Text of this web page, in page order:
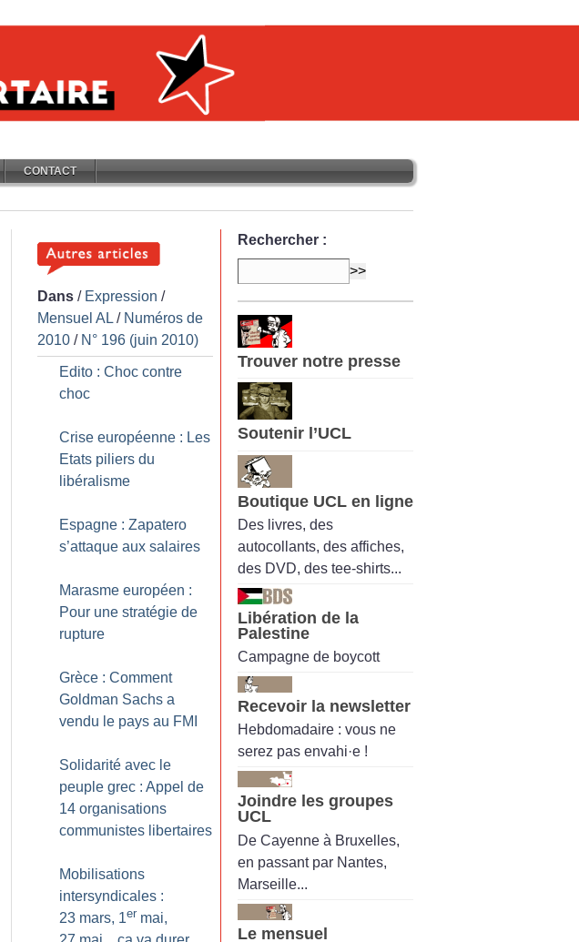
CONTACT
Dans / Expression /
Mensuel AL / Numéros de
2010 / N° 196 (juin 2010)
Edito : Choc contre
choc
Crise européenne : Les
Etats piliers du
libéralisme
Espagne : Zapatero
s’attaque aux salaires
Marasme européen :
Pour une stratégie de
rupture
Grèce : Comment
Goldman Sachs a
vendu le pays au FMI
Solidarité avec le
peuple grec : Appel de
14 organisations
communistes libertaires
Mobilisations
intersyndicales :
23 mars, 1er mai,
Rechercher :
Trouver notre presse
Soutenir l’UCL
Boutique UCL en ligne
Des livres, des
autocollants, des affiches,
des DVD, des tee-shirts...
Libération de la
Palestine
Campagne de boycott
Recevoir la newsletter
Hebdomadaire : vous ne
serez pas envahi·e !
Joindre les groupes
UCL
De Cayenne à Bruxelles,
en passant par Nantes,
Marseille...
Le mensuel